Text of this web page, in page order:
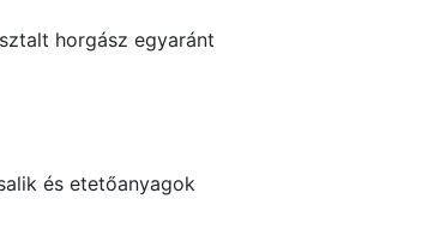
horgász egyaránt
és etetőanyagok